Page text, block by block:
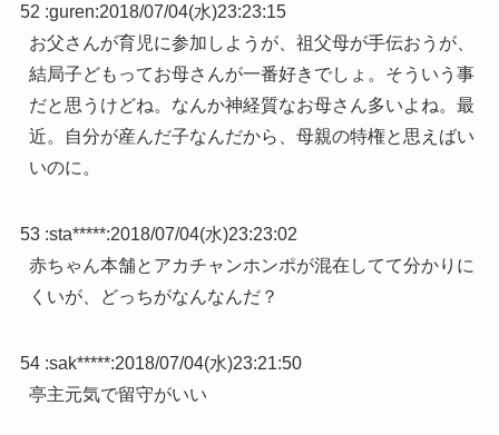
52 :guren:2018/07/04(水)23:23:15
お父さんが育児に参加しようが、祖父母が手伝おうが、
結局子どもってお母さんが一番好きでしょ。そういう事
だと思うけどね。なんか神経質なお母さん多いよね。最
近。自分が産んだ子なんだから、母親の特権と思えばい
いのに。
53 :sta*****:2018/07/04(水)23:23:02
赤ちゃん本舗とアカチャンホンポが混在してて分かりに
くいが、どっちがなんなんだ？
54 :sak*****:2018/07/04(水)23:21:50
亭主元気で留守がいい